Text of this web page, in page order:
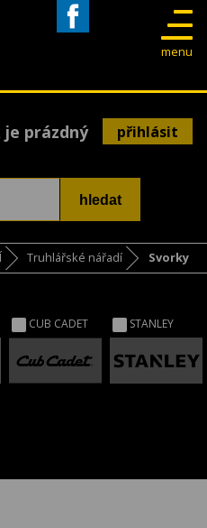
menu
je prázdný přihlásit
Truhlářské nářadí Svorky
CUB CADET STANLEY